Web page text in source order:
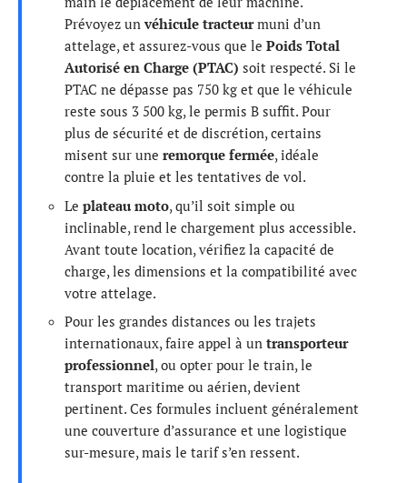
Prévoyez unvéhicule tracteurmuni d’un
attelage, et assurez-vous que le Poids Total
Autorisé en Charge (PTAC) soit respecté. Si le
PTAC ne dépasse pas 750 kg et que le véhicule
reste sous 3 500 kg, le permis B suffit. Pour
plus de sécurité et de discrétion, certains
misent sur une remorque fermée, idéale
contre la pluie et les tentatives de vol.
Le plateau moto, qu’il soit simple ou
inclinable, rend le chargement plus accessible.
Avant toute location, vérifiez la capacité de
charge, les dimensions et la compatibilité avec
votre attelage.
Pour les grandes distances ou les trajets
internationaux, faire appel à un transporteur
professionnel, ou opter pour le train, le
transport maritime ou aérien, devient
pertinent. Ces formules incluent généralement
une couverture d’assurance et une logistique
sur-mesure, mais le tarif s’en ressent.